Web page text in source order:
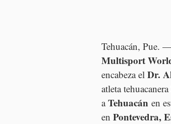
Tehuacán, Pue.
Multisport
encabeza el Dr.
atleta tehuacanera
a Tehuacán en
en Pontevedra,